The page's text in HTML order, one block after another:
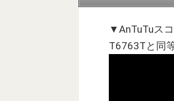
▼AnTuTuス
T6763Tと同